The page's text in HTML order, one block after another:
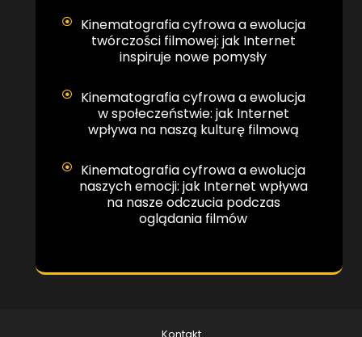
Kinematografia cyfrowa a ewolucja
twórczości filmowej: jak Internet
inspiruje nowe pomysły
Kinematografia cyfrowa a ewolucja
w społeczeństwie: jak Internet
wpływa na naszą kulturę filmową
Kinematografia cyfrowa a ewolucja
naszych emocji: jak Internet wpływa
na nasze odczucia podczas
oglądania filmów